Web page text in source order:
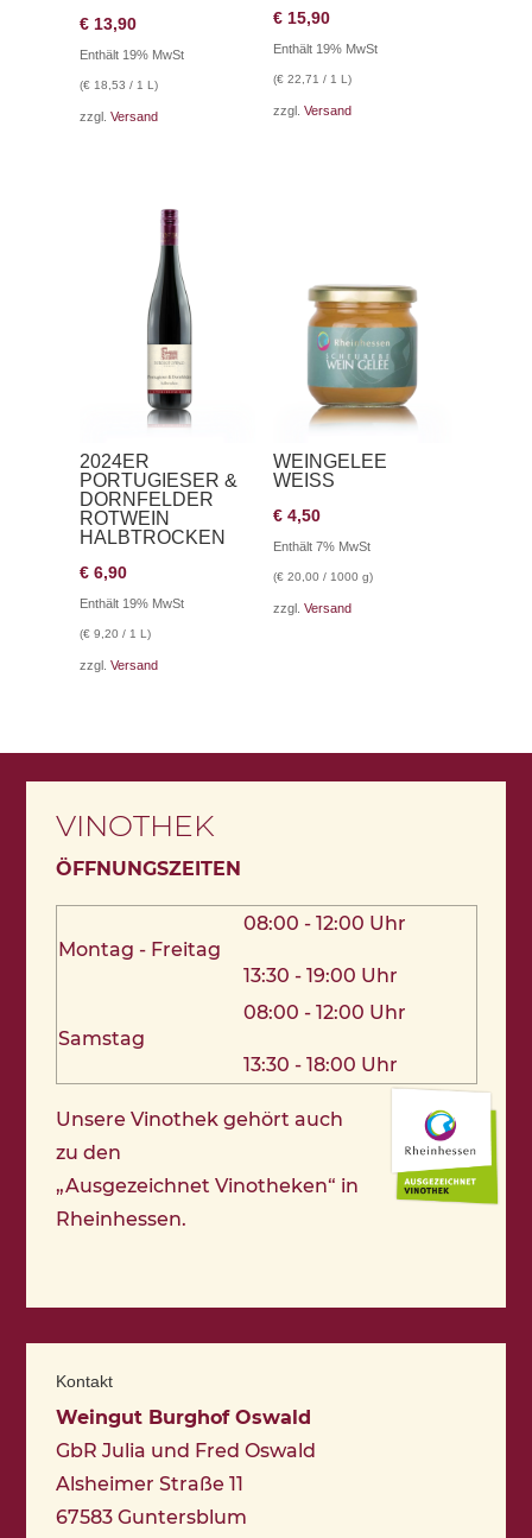
€ 13,90
Enthält 19% MwSt
(€ 18,53 / 1 L)
zzgl.Versand
€ 15,90
Enthält 19% MwSt
(€ 22,71 / 1 L)
zzgl.Versand
2024ER
PORTUGIESER &
DORNFELDER
ROTWEIN
HALBTROCKEN
€ 6,90
Enthält 19% MwSt
(€ 9,20 / 1 L)
zzgl.Versand
WEINGELEE
WEISS
€ 4,50
Enthält 7% MwSt
(€ 20,00 / 1000 g)
zzgl.Versand
VINOTHEK
ÖFFNUNGSZEITEN
Montag - Freitag
08:00 - 12:00 Uhr
13:30 - 19:00 Uhr
Samstag
08:00 - 12:00 Uhr
13:30 - 18:00 Uhr
Unsere Vinothek gehört auch
zu den
„Ausgezeichnet Vinotheken“ in
Rheinhessen.
Kontakt
Weingut Burghof Oswald
GbR Julia und Fred Oswald
Alsheimer Straße 11
67583 Guntersblum